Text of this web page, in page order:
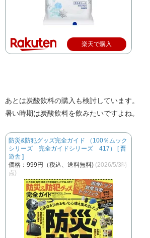
楽天で購入
あとは炭酸飲料の購入も検討しています。
暑い時期は炭酸飲料を飲みたいですよね。
防災&防犯グッズ完全ガイド （100％ムック
シリーズ 完全ガイドシリーズ 417） [ 晋
遊舎 ]
価格：999円（税込、送料無料) (2026/5/3時
点)